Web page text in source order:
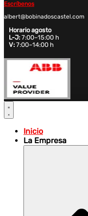
Escríbenos
albert@bobinadoscastel.com
Horario agosto
L-J: 7:00–15:00 h
V: 7:00–14:00 h
Inicio
La Empresa